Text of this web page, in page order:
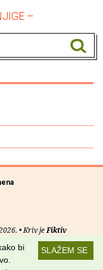
–
• Kriv jeFiktiv
RSS kanaliSLAŽEM SE
bi